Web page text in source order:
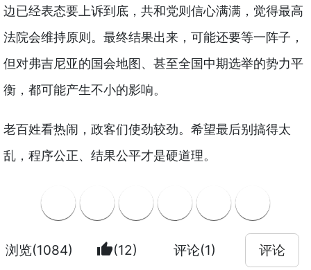
边已经表态要上诉到底，共和党则信心满满，觉得最高
法院会维持原则。最终结果出来，可能还要等一阵子，
但对弗吉尼亚的国会地图、甚至全国中期选举的势力平
衡，都可能产生不小的影响。
老百姓看热闹，政客们使劲较劲。希望最后别搞得太
乱，程序公正、结果公平才是硬道理。
浏览(1084) thumb_up(12) 评论(1) 评论